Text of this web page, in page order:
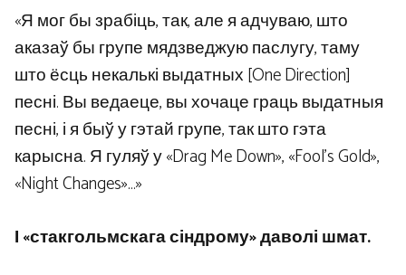
«Я мог бы зрабіць, так, але я адчуваю, што
аказаў бы групе мядзведжую паслугу, таму
што ёсць некалькі выдатных [One Direction]
песні. Вы ведаеце, вы хочаце граць выдатныя
песні, і я быў у гэтай групе, так што гэта
карысна. Я гуляў у «Drag Me Down», «Fool’s Gold»,
«Night Changes»…»
І «стакгольмскага сіндрому» даволі шмат.